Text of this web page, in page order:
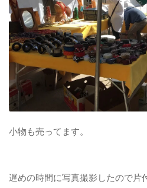
小物も売ってます。
遅めの時間に写真撮影したので片